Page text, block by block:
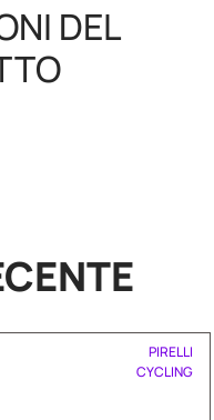
DEL
PIRELLI
CYCLING